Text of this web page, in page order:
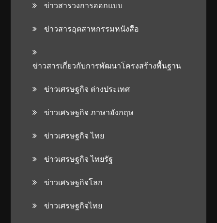
ข่าวสารวงการออกแบบ
ข่าวสารอุตสาหกรรมหนังสือ
ข่าวสารเกี่ยวกับการพัฒนาโครงสร้างพื้นฐาน
ข่าวเศรษฐกิจ ต่างประเทศ
ข่าวเศรษฐกิจ ภาษาอังกฤษ
ข่าวเศรษฐกิจ ไทย
ข่าวเศรษฐกิจ ไทยรัฐ
ข่าวเศรษฐกิจโลก
ข่าวเศรษฐกิจไทย